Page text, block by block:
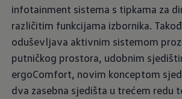
infotainment sistema s tipkama za
različitim funkcijama izbornika.
oduševljava aktivnim sistemom
putničkog prostora, udobnim
ergoComfort, novim konceptom
dva zasebna sjedišta u trećem redu